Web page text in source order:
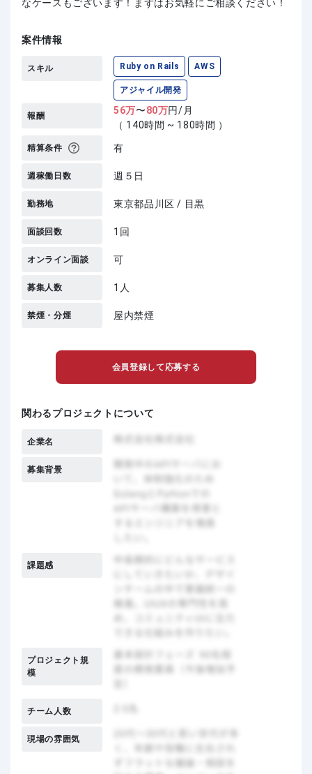
なケースもございます！まずはお気軽にご相談ください！
案件情報
スキル Ruby on Rails AWS
アジャイル開発
報酬 56万〜80万円/月
（ 140時間 ~ 180時間 ）
精算条件 有
週稼働日数 週５日
勤務地 東京都品川区 / 目黒
面談回数 1回
オンライン面談 可
募集人数 1人
禁煙・分煙 屋内禁煙
会員登録して応募する
関わるプロジェクトについて
企業名
募集背景
課題感
プロジェクト規
模
チーム人数
現場の雰囲気